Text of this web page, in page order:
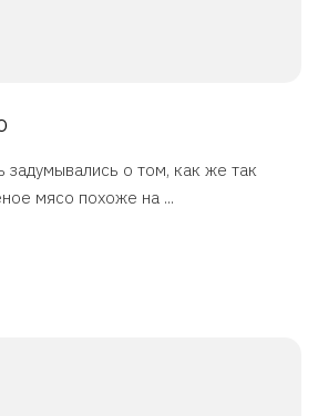
задумывались о том, как же так
мясо похоже на ...